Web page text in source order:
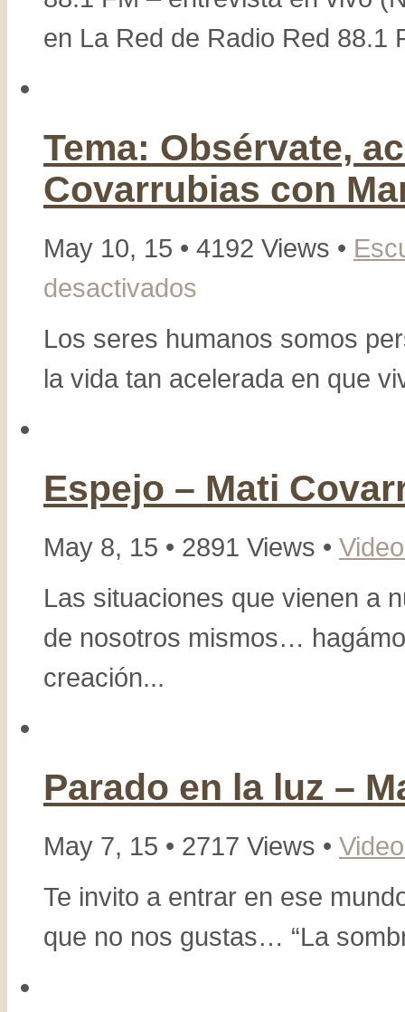
en La Red de Radio Red 88.1
Tema: Obsérvate,
Covarrubias con
May 10, 15 • 4192 Views •
desactivados
acéptate,
confía,
Debayle
Los seres humanos somos
la vida tan acelerada en que
Espejo – Mati
May 8, 15 • 2891 Views •
Las situaciones que vienen a
de nosotros mismos…
creación...
Parado en la luz –
May 7, 15 • 2717 Views •
Te invito a entrar en ese
que no nos gustas… “La